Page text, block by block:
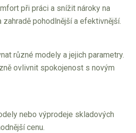
při práci a snížit nároky na
pohodlnější a efektivnější.
různé modely a jejich parametry.
ovlivnit spokojenost s novým
nebo výprodeje skladových
cenu.